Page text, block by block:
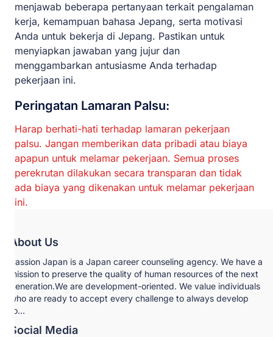
menjawab beberapa pertanyaan terkait pengalaman
kerja, kemampuan bahasa Jepang, serta motivasi
Anda untuk bekerja di Jepang. Pastikan untuk
menyiapkan jawaban yang jujur dan
menggambarkan antusiasme Anda terhadap
pekerjaan ini.
Peringatan Lamaran Palsu:
Harap berhati-hati terhadap lamaran pekerjaan
palsu. Jangan memberikan data pribadi atau biaya
apapun untuk melamar pekerjaan. Semua proses
perekrutan dilakukan secara transparan dan tidak
ada biaya yang dikenakan untuk melamar pekerjaan
ini.
About Us
Passion Japan is a Japan career counseling agency. We have a
mission to preserve the quality of human resources of the next
generation.We are development-oriented. We value individuals
who are ready to accept every challenge to always develop
fo...
Social Media